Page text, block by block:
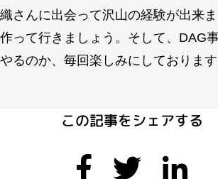
さんに出会って沢山の経験が出来
って行きましょう。そして、DAG
るのか、毎回楽しみにしておりま
この記事をシェアする